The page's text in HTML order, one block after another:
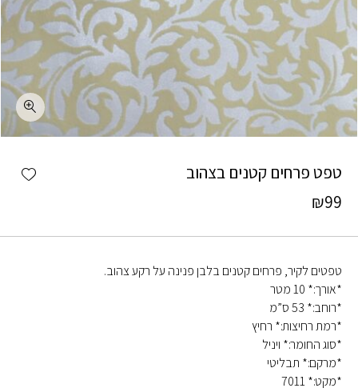
טפט פרחים קטנים בצהוב
₪99
טפטים לקיר, פרחים קטנים בלבן פנינה על רקע צהוב.
*אורך:* 10 מטר
*רוחב:* 53 ס”מ
*רמת רחיצות:* רחיץ
*סוג החומר:* ויניל
*מרקם:* תבליטי
*מקט:* 7011